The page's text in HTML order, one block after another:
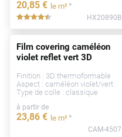
20,85 € le m²*
***** HX20890B
Film covering caméléon
violet reflet vert 3D
Finition : 3D thermoformable
Aspect : caméléon violet/vert
Type de colle : classique
à partir de
23,86 € le m²*
CAM-4507